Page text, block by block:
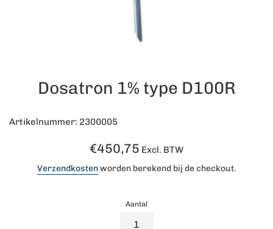
Dosatron 1% type D100R
Artikelnummer: 2300005
Normale
€450,75 Excl. BTW
Verzendkostenworden berekend bij de checkout.
Aantal